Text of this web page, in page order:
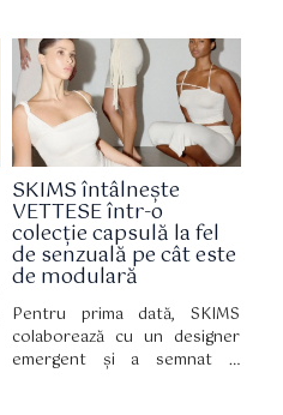
Cosmetics, iar din 2 august
este disponibilă și în
magazinele partenerilor..
SKIMS întâlnește
VETTESE într-o
colecție capsulă la fel
de senzuală pe cât este
de modulară
Pentru prima dată, SKIMS
colaborează cu un designer
emergent și a semnat o